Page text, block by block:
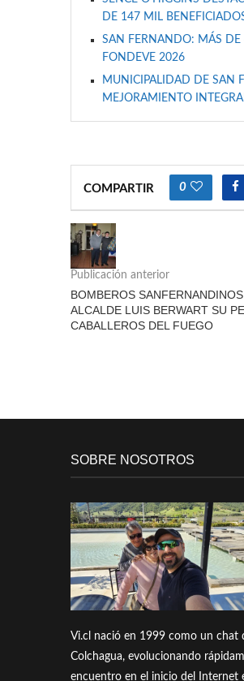
DE 147 MIL
SAN FERNANDO: MÁS DE
FONDEVE 2026
MUNICIPALIDAD DE SAN
MEJORAMIENTO
COMPARTIR 0
Publicación anterior
BOMBEROS
ALCALDE LUIS BERWART SU
CABALLEROS DEL FUEGO
SOBRE NOSOTROS
Vi.cl nació en 1999 como un chat
Colchagua, evolucionando
encuentro en el inicio del Internet